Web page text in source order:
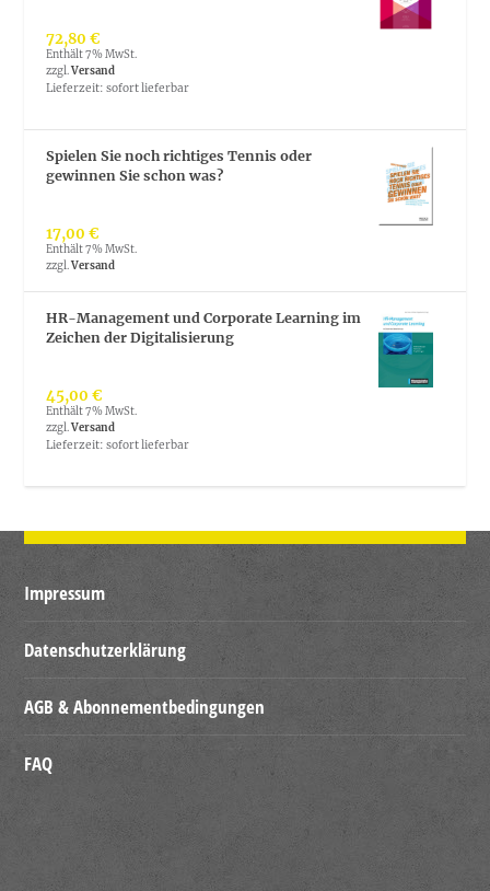
72,80€
Enthält 7% MwSt.
zzgl.Versand
Lieferzeit: sofort lieferbar
Spielen Sie noch richtiges Tennis oder
gewinnen Sie schon was?
17,00€
Enthält 7% MwSt.
zzgl.Versand
HR-Management und Corporate Learning im
Zeichen der Digitalisierung
45,00€
Enthält 7% MwSt.
zzgl.Versand
Lieferzeit: sofort lieferbar
Impressum
Datenschutzerklärung
AGB & Abonnementbedingungen
FAQ